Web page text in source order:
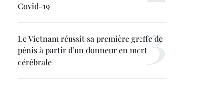
Covid-19
Le Vietnam réussit sa première greffe de
pénis à partir d’un donneur en mort
cérébrale